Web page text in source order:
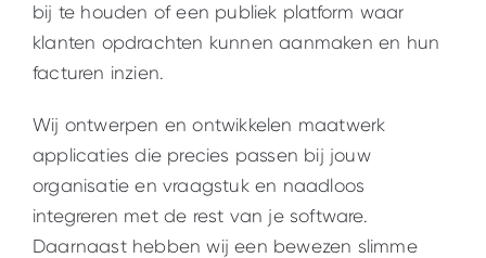
bij te houden of een publiek platform waar
klanten opdrachten kunnen aanmaken en hun
facturen inzien.
Wij ontwerpen en ontwikkelen maatwerk
applicaties die precies passen bij jouw
organisatie en vraagstuk en naadloos
integreren met de rest van je software.
Daarnaast hebben wij een bewezen slimme